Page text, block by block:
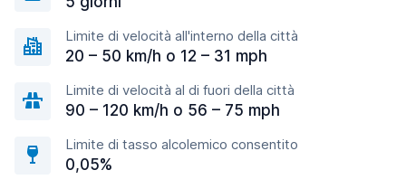
Limite di velocità all'interno della città
20 – 50 km/h o 12 – 31 mph
Limite di velocità al di fuori della città
90 – 120 km/h o 56 – 75 mph
Limite di tasso alcolemico consentito
0,05%